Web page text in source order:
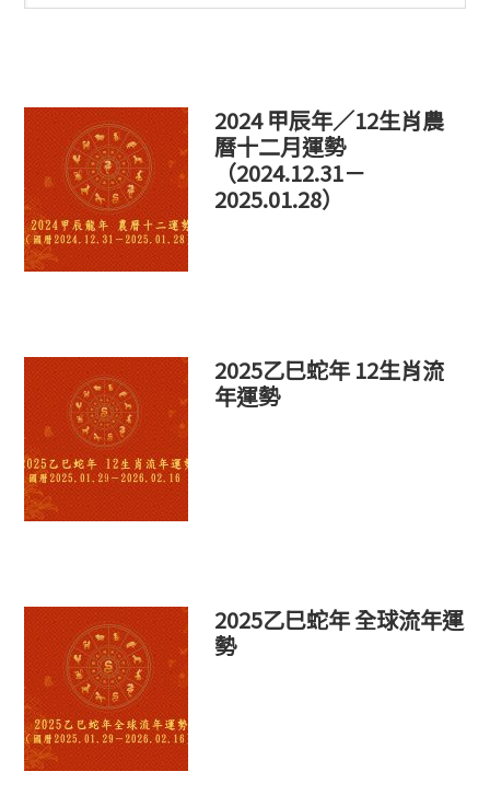
這
2024 甲辰年／12生肖農
曆十二月運勢
（2024.12.31－
2025.01.28）
2025乙巳蛇年 12生肖流
年運勢
2025乙巳蛇年 全球流年運
勢